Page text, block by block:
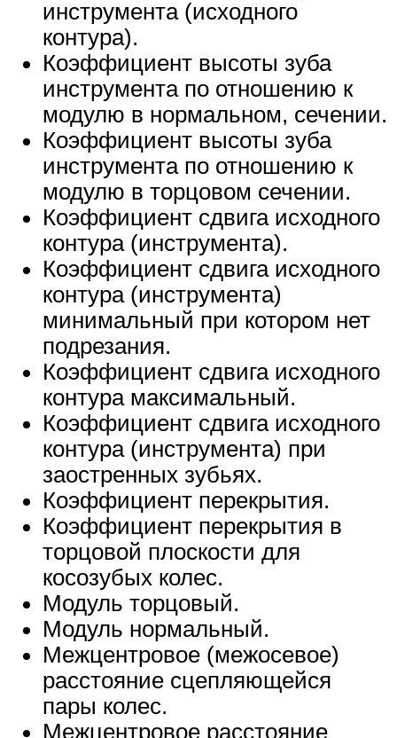
инструмента (исходного
контура).
Коэффициент высоты зуба
инструмента по отношению к
модулю в нормальном, сечении.
Коэффициент высоты зуба
инструмента по отношению к
модулю в торцовом сечении.
Коэффициент сдвига исходного
контура (инструмента).
Коэффициент сдвига исходного
контура (инструмента)
минимальный при котором нет
подрезания.
Коэффициент сдвига исходного
контура максимальный.
Коэффициент сдвига исходного
контура (инструмента) при
заостренных зубьях.
Коэффициент перекрытия.
Коэффициент перекрытия в
торцовой плоскости для
косозубых колес.
Модуль торцовый.
Модуль нормальный.
Межцентровое (межосевое)
расстояние сцепляющейся
пары колес.
Межцентровое расстояние